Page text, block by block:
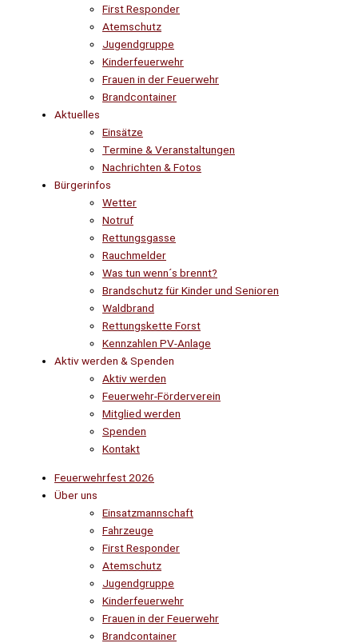
First Responder
Atemschutz
Jugendgruppe
Kinderfeuerwehr
Frauen in der Feuerwehr
Brandcontainer
Aktuelles
Einsätze
Termine & Veranstaltungen
Nachrichten & Fotos
Bürgerinfos
Wetter
Notruf
Rettungsgasse
Rauchmelder
Was tun wenn´s brennt?
Brandschutz für Kinder und Senioren
Waldbrand
Rettungskette Forst
Kennzahlen PV-Anlage
Aktiv werden & Spenden
Aktiv werden
Feuerwehr-Förderverein
Mitglied werden
Spenden
Kontakt
Feuerwehrfest 2026
Über uns
Einsatzmannschaft
Fahrzeuge
First Responder
Atemschutz
Jugendgruppe
Kinderfeuerwehr
Frauen in der Feuerwehr
Brandcontainer